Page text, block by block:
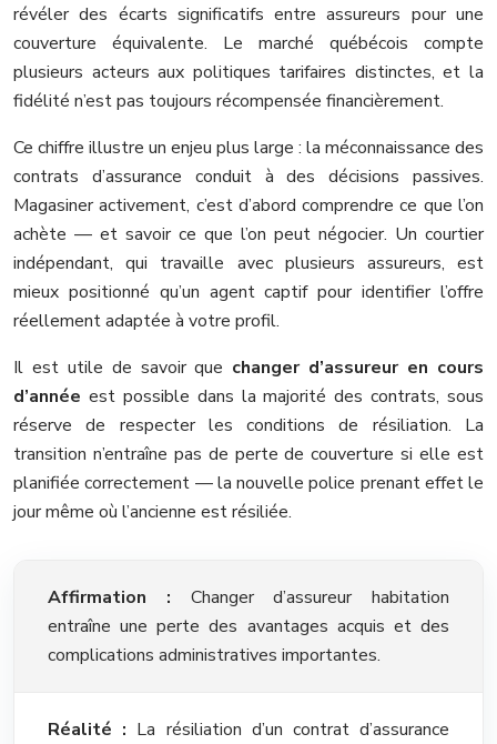
révéler des écarts significatifs entre assureurs pour une
couverture équivalente. Le marché québécois compte
plusieurs acteurs aux politiques tarifaires distinctes, et la
fidélité n’est pas toujours récompensée financièrement.
Ce chiffre illustre un enjeu plus large : la méconnaissance des
contrats d’assurance conduit à des décisions passives.
Magasiner activement, c’est d’abord comprendre ce que l’on
achète — et savoir ce que l’on peut négocier. Un courtier
indépendant, qui travaille avec plusieurs assureurs, est
mieux positionné qu’un agent captif pour identifier l’offre
réellement adaptée à votre profil.
Il est utile de savoir que changer d’assureur en cours
d’année est possible dans la majorité des contrats, sous
réserve de respecter les conditions de résiliation. La
transition n’entraîne pas de perte de couverture si elle est
planifiée correctement — la nouvelle police prenant effet le
jour même où l’ancienne est résiliée.
Affirmation : Changer d’assureur habitation
entraîne une perte des avantages acquis et des
complications administratives importantes.
Réalité : La résiliation d’un contrat d’assurance